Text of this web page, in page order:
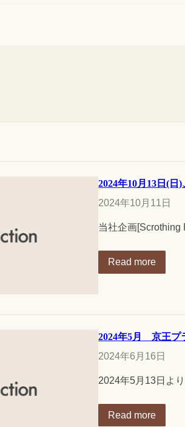
2024年10月13日(
2024年10月11日
当社企画[Scrothing
Read more
2024年5月 京王プ
2024年6月16日
2024年5月13日よ
Read more